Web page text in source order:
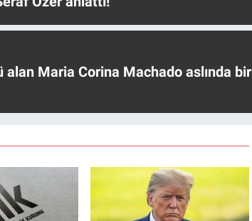
alan Maria Corina Machado aslında bir